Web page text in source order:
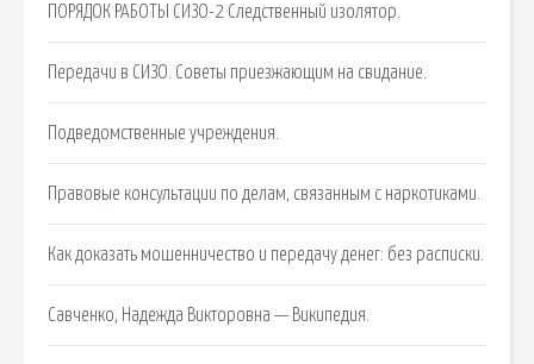
ПОРЯДОК РАБОТЫ СИЗО-2 Следственный изолятор.
Передачи в СИЗО. Советы приезжающим на свидание.
Подведомственные учреждения.
Правовые консультации по делам, связанным с наркотиками.
Как доказать мошенничество и передачу денег: без расписки.
Савченко, Надежда Викторовна — Википедия.